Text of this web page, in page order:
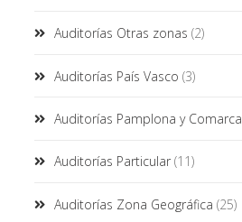
Auditorías Otras zonas (2)
Auditorías País Vasco (3)
Auditorías Pamplona y Comarca
Auditorías Particular (11)
Auditorías Zona Geográfica (25)